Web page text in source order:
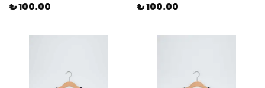
₺ 100.00 ₺ 100.00